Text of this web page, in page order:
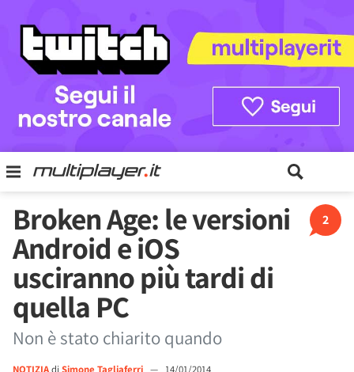
2
Broken Age: le versioni
Android e iOS
usciranno più tardi di
quella PC
Non è stato chiarito quando
NOTIZIAdi Simone Tagliaferri — 14/01/2014